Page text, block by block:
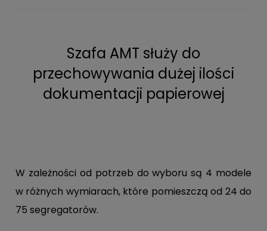
Szafa AMT służy do
przechowywania dużej ilości
dokumentacji papierowej
W zależności od potrzeb do wyboru są 4 modele
w różnych wymiarach, które pomieszczą od 24 do
75 segregatorów.